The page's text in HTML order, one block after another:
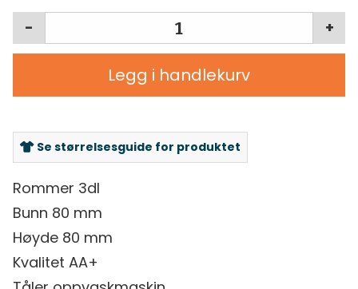
+
-
Legg i handlekurv
Se størrelsesguide for produktet
Rommer 3dl
Bunn 80 mm
Høyde 80 mm
Kvalitet AA+